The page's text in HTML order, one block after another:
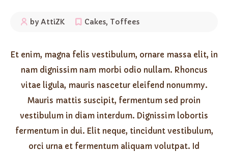
by AttiZK Cakes, Toffees
Et enim, magna felis vestibulum, ornare massa elit, in
nam dignissim nam morbi odio nullam. Rhoncus
vitae ligula, mauris nascetur eleifend nonummy.
Mauris mattis suscipit, fermentum sed proin
vestibulum in diam interdum. Dignissim lobortis
fermentum in dui. Elit neque, tincidunt vestibulum,
orci urna et fermentum aliquam volutpat. Id